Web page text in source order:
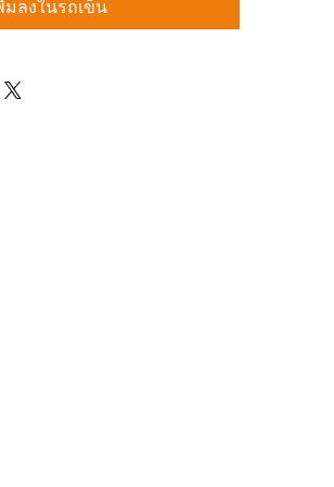
มลงในรถเข็น